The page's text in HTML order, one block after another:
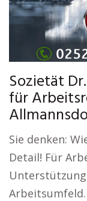
Sozietät
für
Sie denken:
Detail! Für